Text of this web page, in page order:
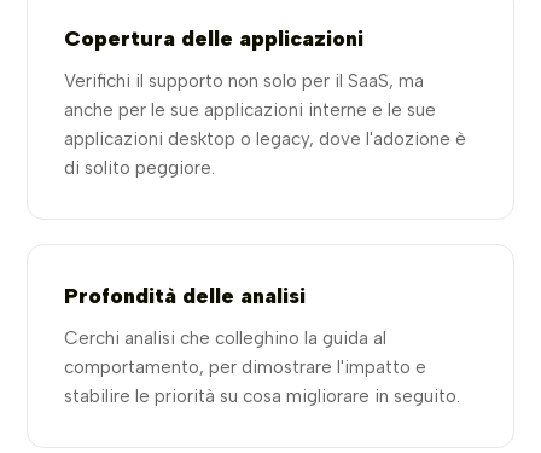
Copertura delle applicazioni
Verifichi il supporto non solo per il SaaS, ma
anche per le sue applicazioni interne e le sue
applicazioni desktop o legacy, dove l'adozione è
di solito peggiore.
Profondità delle analisi
Cerchi analisi che colleghino la guida al
comportamento, per dimostrare l'impatto e
stabilire le priorità su cosa migliorare in seguito.